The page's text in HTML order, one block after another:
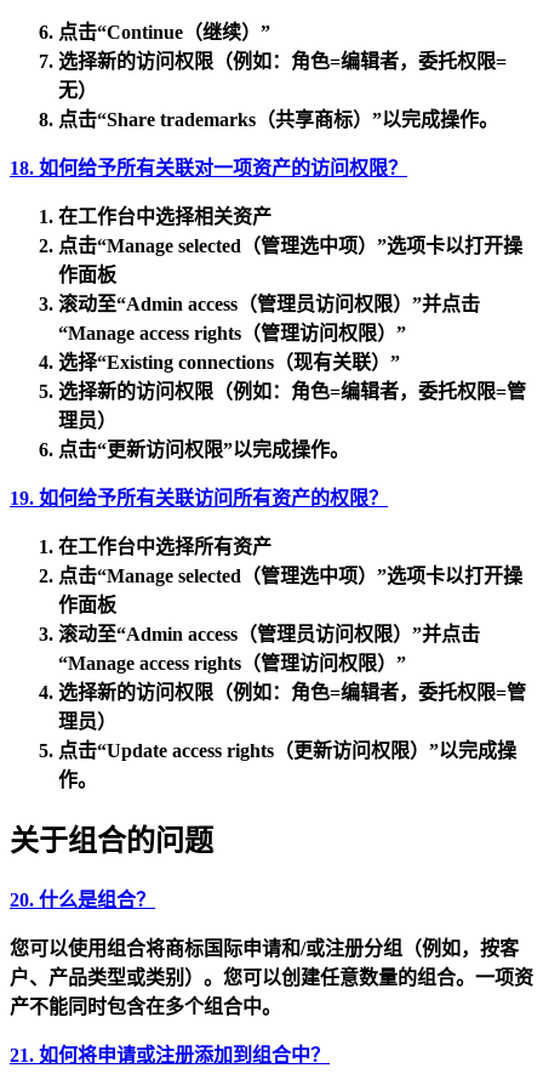
点击“Continue（继续）”
选择新的访问权限（例如：角色=编辑者，委托权限=
无）
点击“Share trademarks（共享商标）”以完成操作。
18. 如何给予所有关联对一项资产的访问权限？
在工作台中选择相关资产
点击“Manage selected（管理选中项）”选项卡以打开操
作面板
滚动至“Admin access（管理员访问权限）”并点击
“Manage access rights（管理访问权限）”
选择“Existing connections（现有关联）”
选择新的访问权限（例如：角色=编辑者，委托权限=管
理员）
点击“更新访问权限”以完成操作。
19. 如何给予所有关联访问所有资产的权限？
在工作台中选择所有资产
点击“Manage selected（管理选中项）”选项卡以打开操
作面板
滚动至“Admin access（管理员访问权限）”并点击
“Manage access rights（管理访问权限）”
选择新的访问权限（例如：角色=编辑者，委托权限=管
理员）
点击“Update access rights（更新访问权限）”以完成操
作。
关于组合的问题
20. 什么是组合？
您可以使用组合将商标国际申请和/或注册分组（例如，按客
户、产品类型或类别）。您可以创建任意数量的组合。一项资
产不能同时包含在多个组合中。
21. 如何将申请或注册添加到组合中？